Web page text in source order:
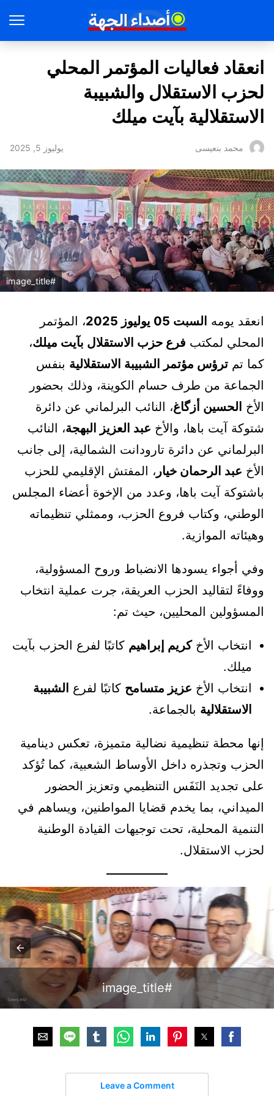
انعقاد فعاليات المؤتمر المحلي
لحزب الاستقلال والشبيبة
الاستقلالية بآيت ميلك
محمد بنعيسى يوليوز 5, 2025
#image_title
انعقد يومه السبت 05 يوليوز 2025
، المؤتمر
المحلي لمكتب فرع حزب الاستقلال بآيت ميلك،
كما تم ترؤس مؤتمر الشبيبة الاستقلالية بنفس
الجماعة من طرف حسام الكوينة، وذلك بحضور
الأخ الحسين أزگاغ، النائب البرلماني عن دائرة
شتوكة آيت باها، والأخ عبد العزيز البهجة، النائب
البرلماني عن دائرة تارودانت الشمالية، إلى جانب
الأخ عبد الرحمان خيار ، المفتش الإقليمي للحزب
باشتوكة آيت باها، وعدد من الإخوة أعضاء المجلس
الوطني، وكتاب فروع الحزب، وممثلي تنظيماته
وهيئاته الموازية.
وفي أجواء يسودها الانضباط وروح المسؤولية،
ووفاءً لتقاليد الحزب العريقة، جرت عملية انتخاب
المسؤولين المحليين، حيث تم:
انتخاب الأخكريم إبراهيم كاتبًا لفرع الحزب بآيت
ميلك.
انتخاب الأخ عزيز متسامح كاتبًا لفرع الشبيبة
الاستقلالية بالجماعة.
إنها محطة تنظيمية نضالية متميزة، تعكس دينامية
الحزب وتجذره داخل الأوساط الشعبية، كما تُؤكد
على تجديد النَفَس التنظيمي وتعزيز الحضور
الميداني، بما يخدم قضايا المواطنين، ويساهم في
التنمية المحلية، تحت توجيهات القيادة الوطنية
لحزب الاستقلال.
#image_title
Leave a Comment